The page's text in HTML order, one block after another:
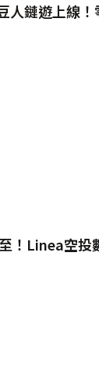
鏈遊上線！
！Linea空投